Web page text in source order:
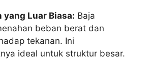
yang Luar Biasa: Baja
beban berat dan
tekanan. Ini
ideal untuk struktur besar.